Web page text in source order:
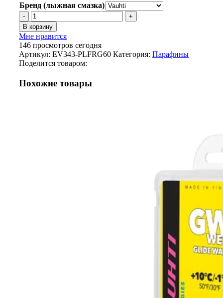
Бренд (лыжная смазка)
Количество
товара
Парафин
VAUHTI
LF
PACE
GRAPHITE,
г.
В корзину
Мне нравится
146 просмотров сегодня
Артикул: EV343-PLFRG60 Категория: Парафины
Поделится товаром:
Похожие товары